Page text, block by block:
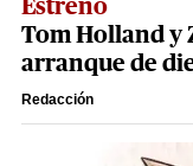
Estreno
Tom Holland y
arranque de
Redacción